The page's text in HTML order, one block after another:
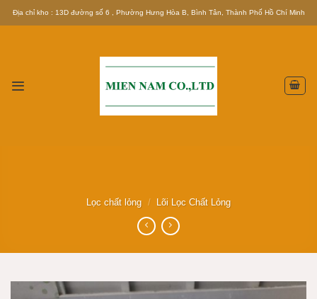
Địa chỉ kho : 13D đường số 6 , Phường Hưng Hòa B, Bình Tân, Thành Phố Hồ Chí Minh
Lọc chất lỏng / Lõi Lọc Chất Lỏng